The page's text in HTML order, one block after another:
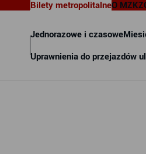
Bilety metropolitalne
Jednorazowe i czasowe
Uprawnienia do przejazdów
O